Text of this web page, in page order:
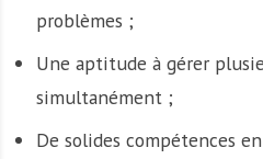
problèmes ;
Une aptitude à gérer
simultanément ;
De solides compétences